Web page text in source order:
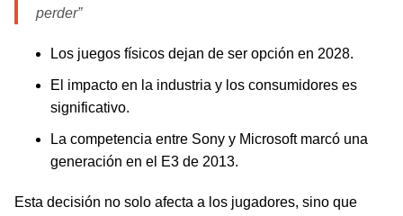
perder”
Los juegos físicos dejan de ser opción en 2028.
El impacto en la industria y los consumidores es
significativo.
La competencia entre Sony y Microsoft marcó una
generación en el E3 de 2013.
Esta decisión no solo afecta a los jugadores, sino que